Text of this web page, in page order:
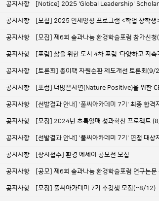
공지사항 [Notice] 2025 'Global Leadership'
공지사항 [모집] 2025 인재양성 프로그램 <학업 장학
공지사항 [모집] 제6회 숲과나눔 환경학술포럼 참가신
공지사항 [포럼] 삶을 위한 도시 4차 포럼 '다양하고 지
공지사항 [토론회] 종이팩 자원순환 제도개선 토론회(9/
공지사항 [포럼] 더많은자연(Nature Positive)을 위한
공지사항 [선발결과 안내] '풀씨아카데미 7기' 최종 합격
공지사항 [모집] 2024년 초록열매 성과확산 프로젝트
공지사항 [선발결과 안내] '풀씨아카데미 7기' 면접 대상
공지사항 [상시접수] 환경 에세이 공모전 모집
공지사항 [공모] 제6회 숲과나눔 환경학술포럼 연구논
공지사항 [모집] 풀씨아카데미 7기 수강생 모집(~8/12)